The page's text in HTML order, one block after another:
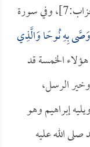
[الأحزاب:7]، وفي سورة
بِهِ نُوحًا وَالَّذِي
فإن هؤلاء الخمسة قد
الرسل،
إبراهيم وهو
الله عليه